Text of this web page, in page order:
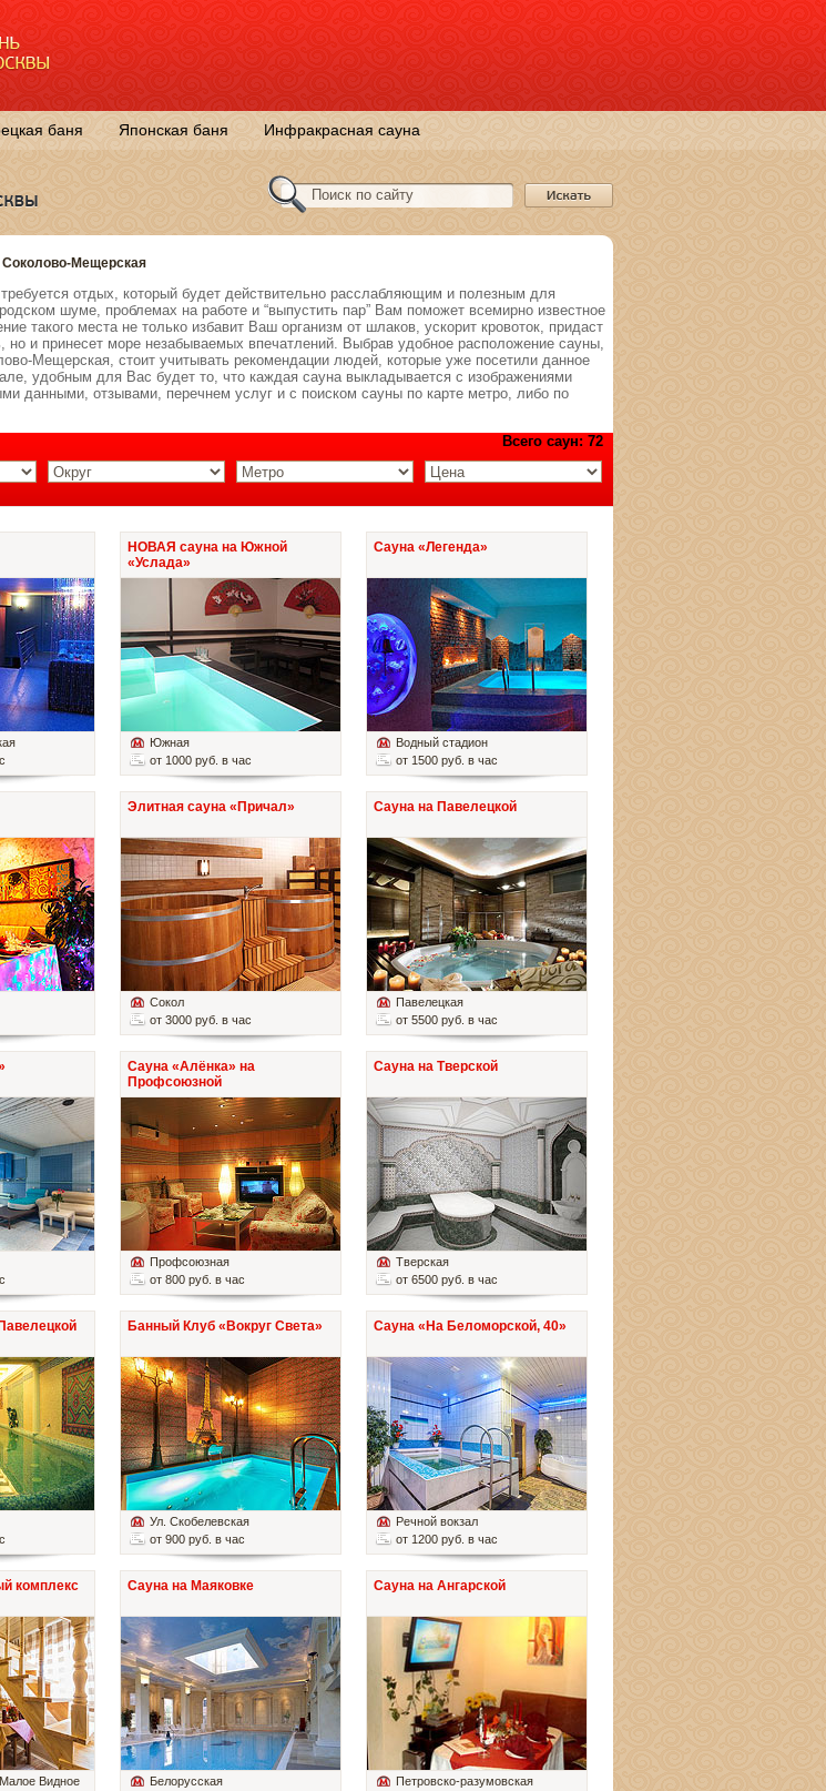
баня Японская баня Инфракрасная сауна
Мещерская
отдых, который будет действительно расслабляющим и полезным для
шуме, проблемах на работе и “выпустить пар” Вам поможет всемирно известное
такого места не только избавит Ваш организм от шлаков, ускорит кровоток, придаст
но и принесет море незабываемых впечатлений. Выбрав удобное расположение сауны,
Мещерская, стоит учитывать рекомендации людей, которые уже посетили данное
удобным для Вас будет то, что каждая сауна выкладывается с изображениями
данными, отзывами, перечнем услуг и с поиском сауны по карте метро, либо по
Всего саун: 72
НОВАЯ сауна на Южной
«Услада»
Южная
от 1000 руб. в час
Сауна «Легенда»
Водный стадион
от 1500 руб. в час
Элитная сауна «Причал»
Сокол
от 3000 руб. в час
Сауна на Павелецкой
Павелецкая
от 5500 руб. в час
Сауна «Алёнка» на
Профсоюзной
Профсоюзная
от 800 руб. в час
Сауна на Тверской
Тверская
от 6500 руб. в час
Банный Клуб «Вокруг Света»
Ул. Скобелевская
от 900 руб. в час
Сауна «На Беломорской, 40»
Речной вокзал
от 1200 руб. в час
комплекс
, Малое Видное
Сауна на Маяковке
Белорусская
Сауна на Ангарской
Петровско-разумовская